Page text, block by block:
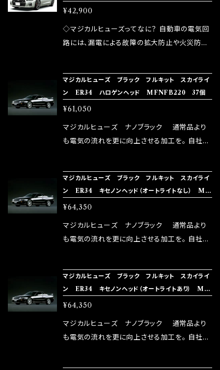
品化を果たしております。
果・接触抵抗低減効果により、このような効果を
発揮します。 ・アクセルレスポンスの向上 ・アイ
ドリング安定化（静粛性UP） ・ターボ車のターボ
など、これらの効果は、タウンユースだけでなく、
モータースポーツシーンでの実証実験の上、 製
品化を果たしております。
ます。 1.溶接回路であるため、配線と比較し抵抗
が大きい。 2.金属部分が露出している為、空気
中に漏電してしまう。 3.金属プレートが接触する
ズが、マジカルヒューズになります。 ◇マジカル
ヒューズの効果 マジカルヒューズは放電防止効
果・接触抵抗低減効果により、このような効果を
発揮します。 ・アクセルレスポンスの向上 ・アイ
ドリング安定化（静粛性UP） ・ターボ車のターボ
など、これらの効果は、タウンユースだけでなく、
モータースポーツシーンでの実証実験の上、 製
品化を果たしております。
¥42,900
◇マジカルヒューズってなに？ 自動車の電気回
路には、漏電による故障の拡大防止や火災防止
路として、各回路への電力供給を行っています。
しかし、ヒューズには拭い去れない欠点があり
ます。 1.溶接回路であるため、配線と比較し抵抗
が大きい。 2.金属部分が露出している為、空気
中に漏電してしまう。 3.金属プレートが接触する
ズが、マジカルヒューズになります。 ◇マジカル
ヒューズの効果 マジカルヒューズは放電防止効
果・接触抵抗低減効果により、このような効果を
発揮します。 ・アクセルレスポンスの向上 ・アイ
ドリング安定化（静粛性UP） ・ターボ車のターボ
など、これらの効果は、タウンユースだけでなく、
モータースポーツシーンでの実証実験の上、 製
品化を果たしております。
マジカルヒューズ ブラック フルキット スカイライ
ン ER34 ハロゲンヘッド MFNFB220 37個
¥61,050
マジカルヒューズ ナノブラック 通常品より
も電気の流れを更に向上させる加工を。 自社比
メ！ レーシングドライバーMAX織戸選手がテス
ターとなり吟味し時間を掛けて検証し、これは
体感出来て面白く、車には必ずプラスになりデメ
リットが無い。と。 コラボ開発製品です。 購入先
はこちらのマジカルヒューズ直販サイトと横浜に
rz）の2店舗の専売品になりますので宜しくお願
い致します。
マジカルヒューズ ブラック フルキット スカイライ
ン ER34 キセノンヘッド（オートライトなし） MF
NFB219 39個
¥64,350
マジカルヒューズ ナノブラック 通常品より
も電気の流れを更に向上させる加工を。 自社比
メ！ レーシングドライバーMAX織戸選手がテス
ターとなり吟味し時間を掛けて検証し、これは
体感出来て面白く、車には必ずプラスになりデメ
リットが無い。と。 コラボ開発製品です。 購入先
はこちらのマジカルヒューズ直販サイトと横浜に
マジカルヒューズ ブラック フルキット スカイライ
ン ER34 キセノンヘッド（オートライトあり） MF
NFB218 39個
¥64,350
マジカルヒューズ ナノブラック 通常品より
も電気の流れを更に向上させる加工を。 自社比